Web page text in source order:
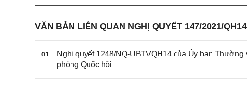
VĂN BẢN LIÊN QUAN NGHỊ QUYẾT 147/2021/QH14
01
Nghị quyết 1248/NQ-UBTVQH14 của Ủy ban
phòng Quốc hội